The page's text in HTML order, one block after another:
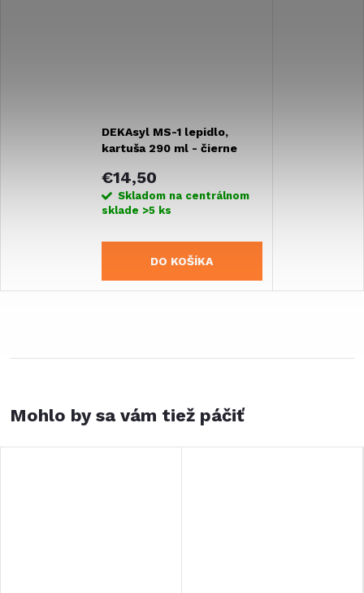
DEKAsyl MS-1 lepidlo,
kartuša 290 ml - čierne
€14,50
Skladom na centrálnom
sklade >5 ks
DO KOŠÍKA